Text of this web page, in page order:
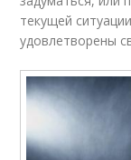
текущей
удовлетворены